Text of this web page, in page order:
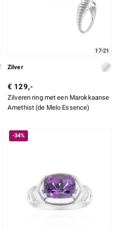
17-21
Zilver
€ 129,-
Zilveren ring met een Marokkaanse
Amethist (de Melo Essence)
-34%